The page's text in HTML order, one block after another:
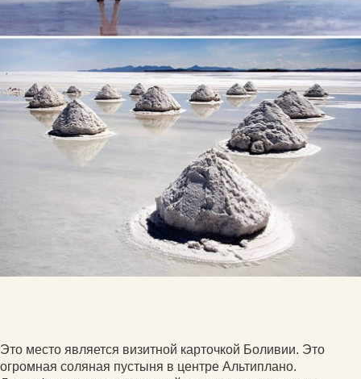
Это место является визитной карточкой Боливии. Это
огромная соляная пустыня в центре Альтиплано.